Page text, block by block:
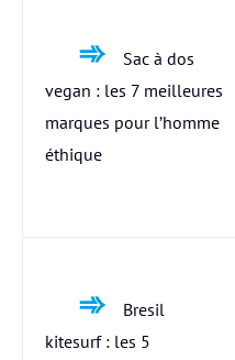
Sac à dos
vegan : les 7 meilleures
marques pour l’homme
éthique
Bresil
kitesurf : les 5